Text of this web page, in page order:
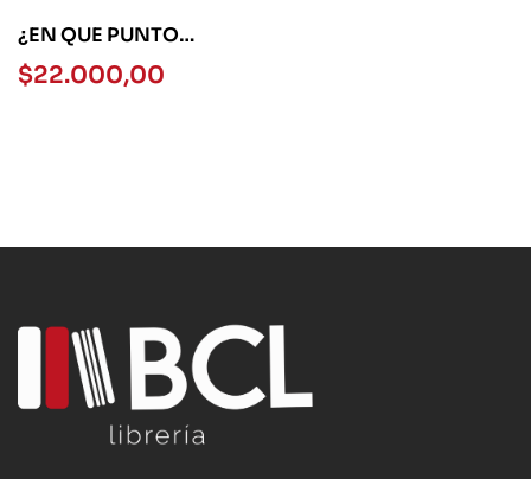
¿EN QUE PUNTO
ESTAMOS?
$22.000,00